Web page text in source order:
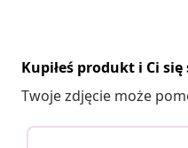
Kupiłeś produkt i Ci się
Twoje zdjęcie może